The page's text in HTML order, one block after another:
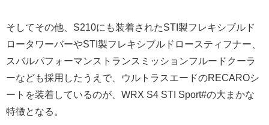
そしてその他、S210にも装着されたSTI製フレキシブルド
ロータワーバーやSTI製フレキシブルドロースティフナー、
スバルパフォーマンストランスミッションフルードクーラ
ーなども採用したうえで、ウルトラスエードのRECAROシ
ートを装着しているのが、WRX S4 STI Sport#の大まかな
特徴となる。